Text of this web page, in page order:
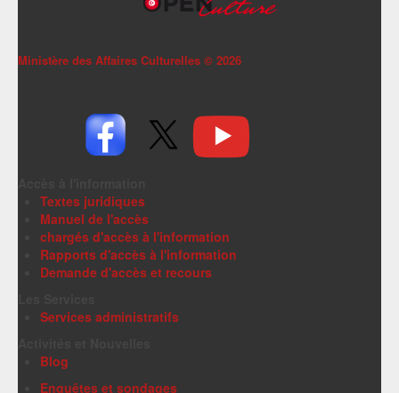
Ministère des Affaires Culturelles © 2026
Textes juridiques
Manuel de l'accès
chargés d'accès à l'information
Rapports d'accès à l'information
Demande d'accès et recours
Services administratifs
Blog
Enquêtes et sondages